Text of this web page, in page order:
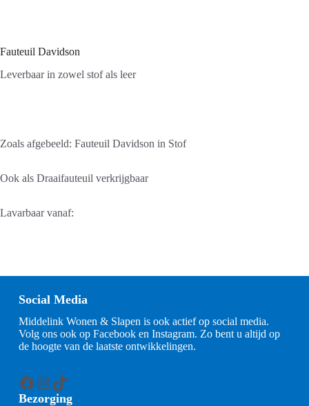
Fauteuil Davidson
Leverbaar in zowel stof als leer
Zoals afgebeeld: Fauteuil Davidson in Stof
Ook als Draaifauteuil verkrijgbaar
Lavarbaar vanaf:
Social Media
Middelink Wonen & Slapen is ook actief op social media.
Volg ons ook op Facebook en Instagram. Zo bent u altijd op
de hoogte van de laatste ontwikkelingen.
Facebook
Instagram
TikTok
Bezorging